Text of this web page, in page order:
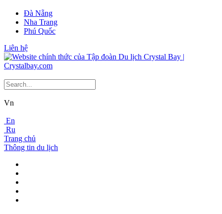
Đà Nẵng
Nha Trang
Phú Quốc
Liên hệ
Vn
En
Ru
Trang chủ
Thông tin du lịch